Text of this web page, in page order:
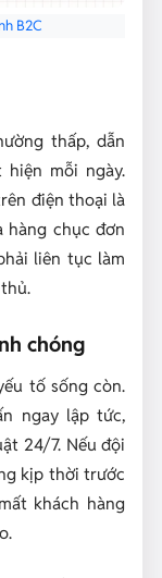
B2C
thấp, dẫn
mỗi ngày.
điện thoại là
hàng chục đơn
liên tục làm
chóng
tố sống còn.
ngay lập tức,
24/7. Nếu đội
kịp thời trước
khách hàng